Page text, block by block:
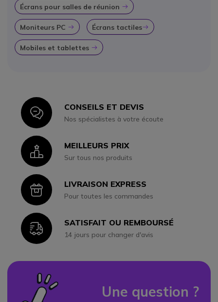
Écrans pour salles de réunion Icône
Moniteurs PC Icône Écrans tactiles Icône
Mobiles et tablettes Icône
IconCONSEILS ET DEVIS
Nos spécialistes à votre écoute
IconMEILLEURS PRIX
Sur tous nos produits
IconLIVRAISON EXPRESS
Pour toutes les commandes
IconSATISFAIT OU REMBOURSÉ
14 jours pour changer d'avis
Une question ?